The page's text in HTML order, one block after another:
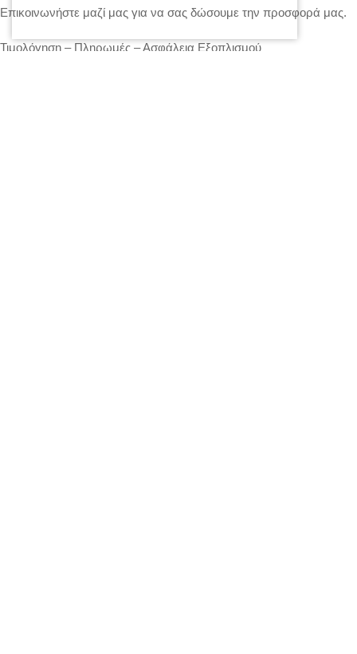
Επικοινωνήστε μαζί μας για να σας δώσουμε την προσφορά μας.
Τιμολόγηση – Πληρωμές – Ασφάλεια Εξοπλισμού